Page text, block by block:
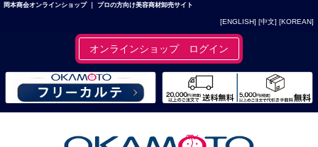
岡本商会オンラインショップ ｜ プロの方向け美容商材卸売サイト
[ENGLISH] [中文] [KOREAN]
オンラインショップ ログイン